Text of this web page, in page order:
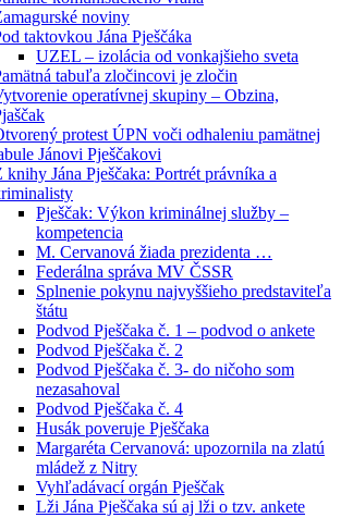
noviny
taktovkou Jána Pješčáka
UZEL – izolácia od vonkajšieho sveta
tabuľa zločincovi je zločin
operatívnej skupiny – Obzina,
protest ÚPN voči odhaleniu pamätnej
Jánovi Pješčakovi
knihy Jána Pješčaka: Portrét právníka a
Pješčak: Výkon kriminálnej služby –
kompetencia
M. Cervanová žiada prezidenta …
Federálna správa MV ČSSR
Splnenie pokynu najvyššieho predstaviteľa
štátu
Podvod Pješčaka č. 1 – podvod o ankete
Podvod Pješčaka č. 2
Podvod Pješčaka č. 3- do ničoho som
nezasahoval
Podvod Pješčaka č. 4
Husák poveruje Pješčaka
Margaréta Cervanová: upozornila na zlatú
mládež z Nitry
Vyhľadávací orgán Pješčak
Lži Jána Pješčaka sú aj lži o tzv. ankete